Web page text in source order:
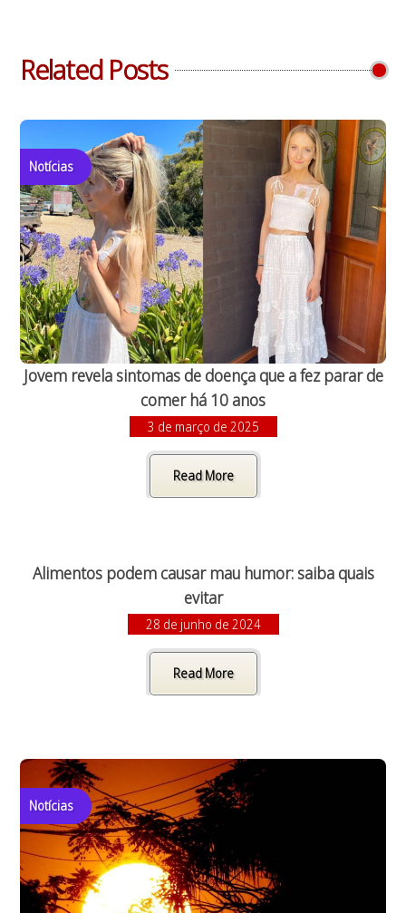
Related Posts
Notícias
Jovem revela sintomas de doença que a fez parar de
comer há 10 anos
3 de março de 2025
Read More
Alimentos podem causar mau humor: saiba quais
evitar
28 de junho de 2024
Read More
Notícias